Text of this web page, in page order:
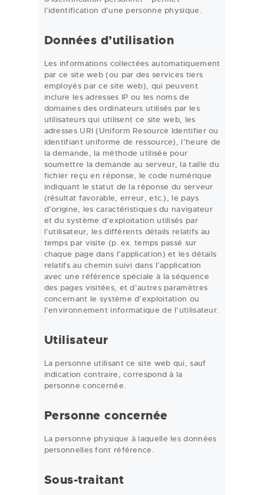
l’identification d’une personne physique.
Données d’utilisation
Les informations collectées automatiquement
par ce site web (ou par des services tiers
employés par ce site web), qui peuvent
inclure les adresses IP ou les noms de
domaines des ordinateurs utilisés par les
utilisateurs qui utilisent ce site web, les
adresses URI (Uniform Resource Identifier ou
identifiant uniforme de ressource), l’heure de
la demande, la méthode utilisée pour
soumettre la demande au serveur, la taille du
fichier reçu en réponse, le code numérique
indiquant le statut de la réponse du serveur
(résultat favorable, erreur, etc.), le pays
d’origine, les caractéristiques du navigateur
et du système d’exploitation utilisés par
l’utilisateur, les différents détails relatifs au
temps par visite (p. ex. temps passé sur
chaque page dans l’application) et les détails
relatifs au chemin suivi dans l’application
avec une référence spéciale à la séquence
des pages visitées, et d’autres paramètres
concernant le système d’exploitation ou
l’environnement informatique de l’utilisateur.
Utilisateur
La personne utilisant ce site web qui, sauf
indication contraire, correspond à la
personne concernée.
Personne concernée
La personne physique à laquelle les données
personnelles font référence.
Sous-traitant